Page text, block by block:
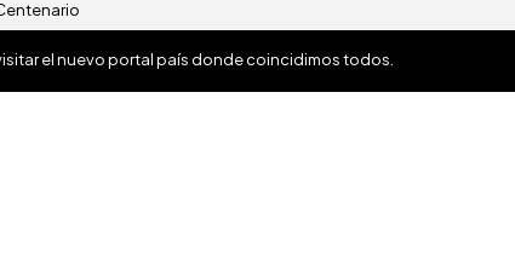
visitar el nuevo portal país donde coincidimos todos.